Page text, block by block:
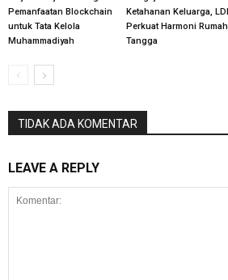
Pemanfaatan Blockchain
untuk Tata Kelola
Muhammadiyah
Ketahanan Keluarga,
Perkuat Harmoni Rumah
Tangga
TIDAK ADA KOMENTAR
LEAVE A REPLY